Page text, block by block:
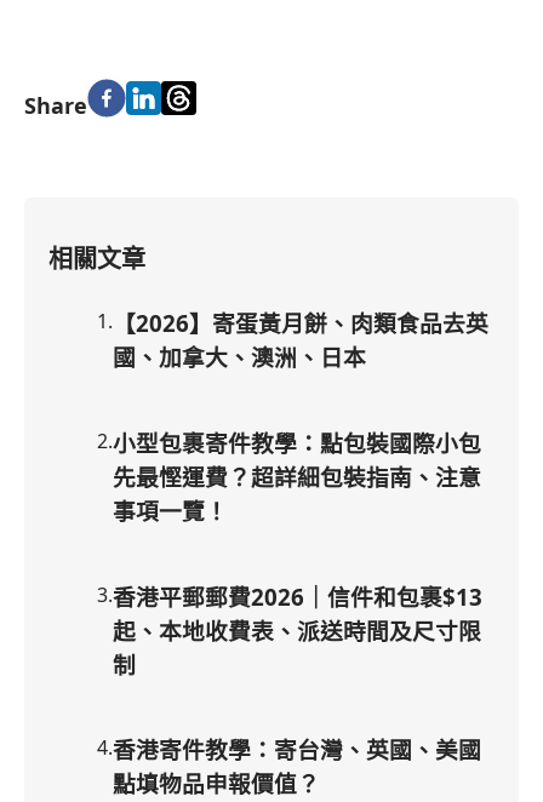
Share
相關文章
1.
【2026】寄蛋黃月餅、肉類食品去英
國、加拿大、澳洲、日本
2.小型包裹寄件教學：點包裝國際小包
先最慳運費？超詳細包裝指南、注意
事項一覽！
3.香港平郵郵費2026｜信件和包裹$13
起、本地收費表、派送時間及尺寸限
制
4.香港寄件教學：寄台灣、英國、美國
點填物品申報價值？